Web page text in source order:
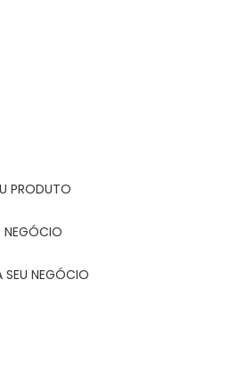
PRODUTO
NEGÓCIO
SEU NEGÓCIO